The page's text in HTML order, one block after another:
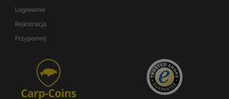
Logowanie
Rejestracja
Przypomnij